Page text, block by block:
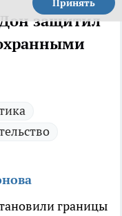
Принять
защитил
границы